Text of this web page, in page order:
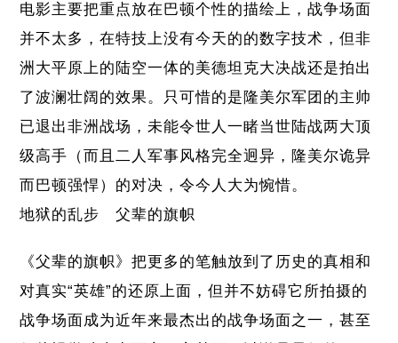
电影主要把重点放在巴顿个性的描绘上，战争场面
并不太多，在特技上没有今天的的数字技术，但非
洲大平原上的陆空一体的美德坦克大决战还是拍出
了波澜壮阔的效果。只可惜的是隆美尔军团的主帅
已退出非洲战场，未能令世人一睹当世陆战两大顶
级高手（而且二人军事风格完全迥异，隆美尔诡异
而巴顿强悍）的对决，令今人大为惋惜。
地狱的乱步 父辈的旗帜
《父辈的旗帜》把更多的笔触放到了历史的真相和
对真实“英雄”的还原上面，但并不妨碍它所拍摄的
战争场面成为近年来最杰出的战争场面之一，甚至